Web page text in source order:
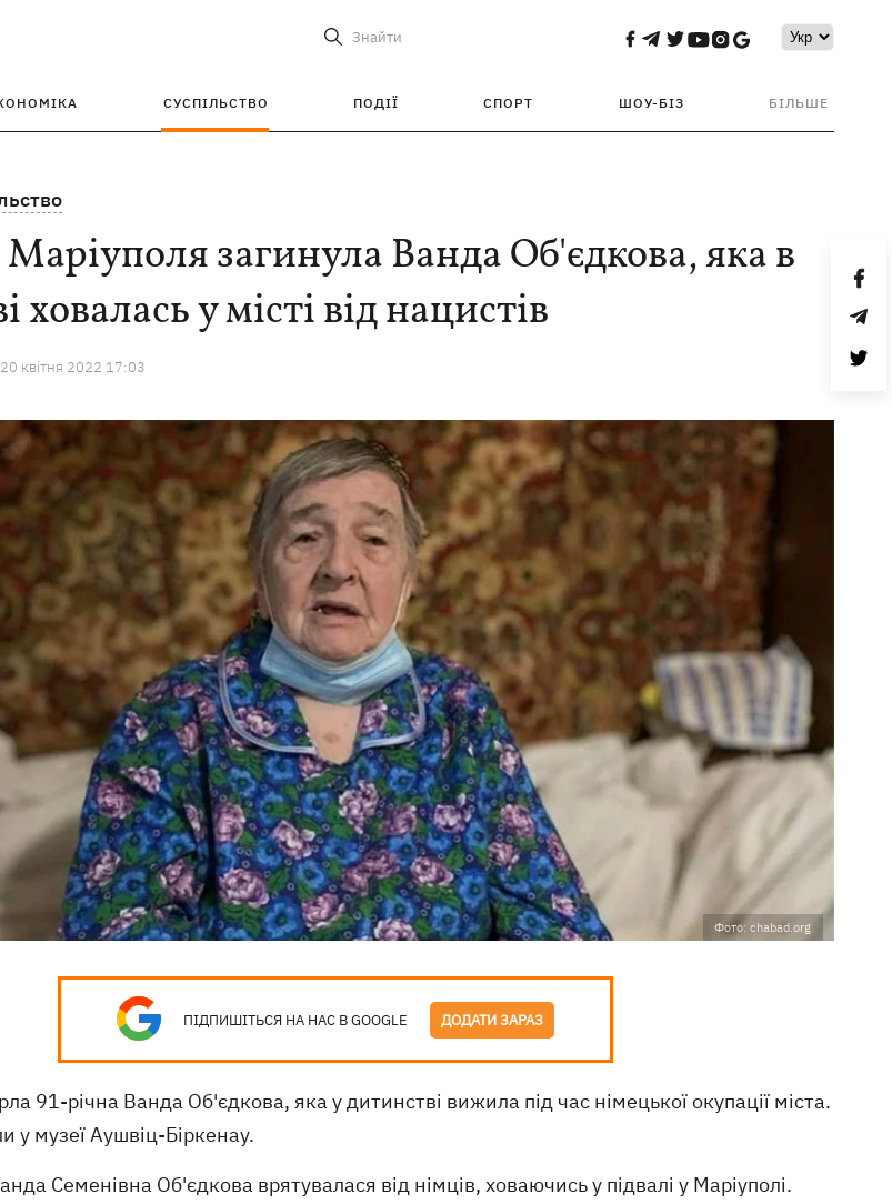
Знайти
СУСПІЛЬСТВО ПОДІЇ СПОРТ ШОУ-БІЗ БІЛЬШЕ
Маріуполя загинула Ванда Об'єдкова, яка в
ховалась у місті від нацистів
20 квiтня 2022 17:03
Фото: chabad.org
ПІДПИШІТЬСЯ НА НАС В GOOGLE ДОДАТИ ЗАРАЗ
91-річна Ванда Об'єдкова, яка у дитинстві вижила під час німецької окупації міста.
у музеї Аушвіц-Біркенау.
Семенівна Об'єдкова врятувалася від німців, ховаючись у підвалі у Маріуполі.